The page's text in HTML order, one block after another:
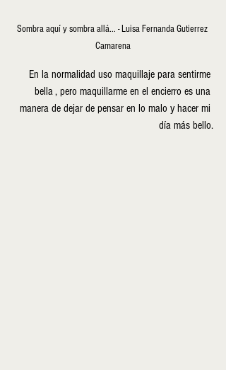
Sombra aquí y sombra allá... - Luisa Fernanda Gutierrez
Camarena
En la normalidad uso maquillaje para sentirme
bella , pero maquillarme en el encierro es una
manera de dejar de pensar en lo malo y hacer mi
día más bello.